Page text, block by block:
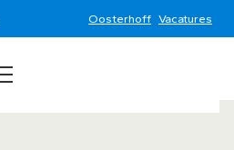
Oosterhoff Vacatures